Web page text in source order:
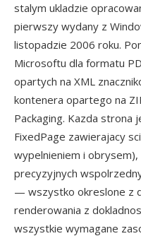
stalym ukladzie
pierwszy wydany z
listopadzie 2006 roku.
Microsoftu dla formatu
opartych na XML
kontenera opartego na
Packaging. Kazda strona
FixedPage zawierajacy
wypelnieniem i
precyzyjnych
— wszystko okreslone z
renderowania z
wszystkie wymagane